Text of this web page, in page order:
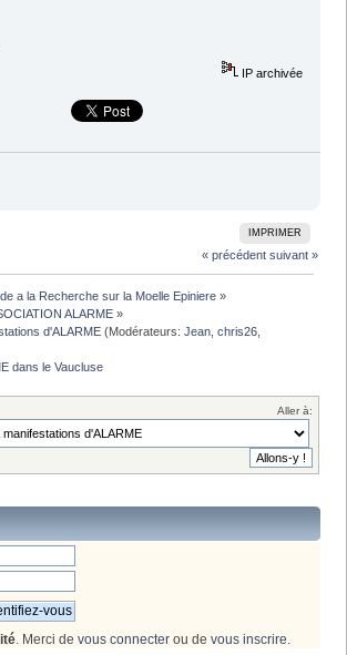
IP archivée
IMPRIMER
« précédent suivant »
a la Recherche sur la Moelle Epiniere »
ALARME »
d'ALARME (Modérateurs:Jean ,chris26
dans le Vaucluse
Aller à:
. Merci de vous connecter ou de vous inscrire.